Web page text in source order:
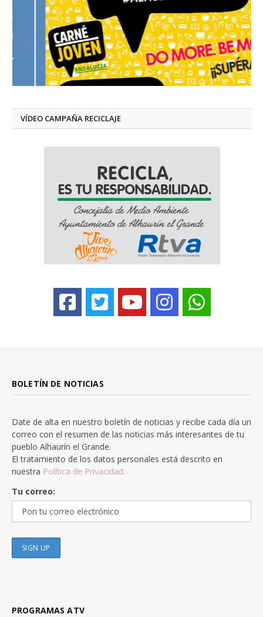
VÍDEO CAMPAÑA RECICLAJE
BOLETÍN DE NOTICIAS
Date de alta en nuestro boletín de noticias y recibe cada día un
correo con el resumen de las noticias más interesantes de tu
pueblo Alhaurín el Grande.
El tratamiento de los datos personales está descrito en
nuestra Política de Privacidad.
Tu correo:
PROGRAMAS ATV